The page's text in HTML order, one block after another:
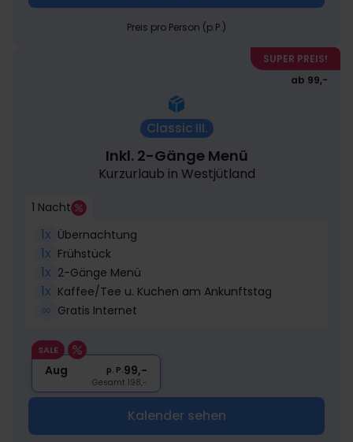
Preis pro Person (p.P.)
SUPER PREIS!
ab 99,-
Classic III.
Inkl. 2-Gänge Menü
Kurzurlaub in Westjütland
1 Nacht
1x Übernachtung
1x Frühstück
1x 2-Gänge Menü
1x Kaffee/Tee u. Kuchen am Ankunftstag
∞ Gratis Internet
SALE
Aug p. P.99,-
Gesamt 198,-
Kalender sehen